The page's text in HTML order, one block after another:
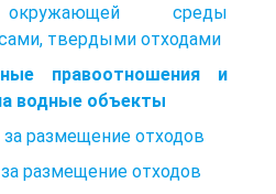
окружающей среды
твердыми отходами
правоотношения и
водные объекты
размещение отходов
размещение отходов